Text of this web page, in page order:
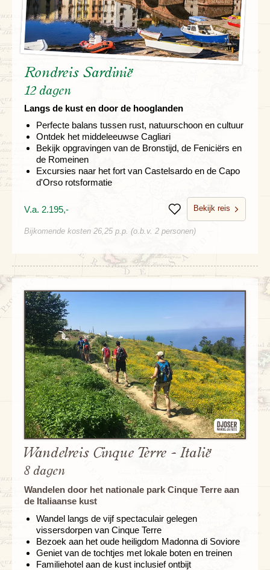
Rondreis Sardinië
12 dagen
Langs de kust en door de hooglanden
Perfecte balans tussen rust, natuurschoon en cultuur
Ontdek het middeleeuwse Cagliari
Bekijk opgravingen van de Bronstijd, de Feniciërs en
de Romeinen
Excursies naar het fort van Castelsardo en de Capo
d'Orso rotsformatie
V.a. 2.195,- BewarenBekijk reis
Bijkomende kosten 26,25 p.p. (o.b.v. 2 personen)
Wandelreis Cinque Terre - Italië
8 dagen
Wandelen door het nationale park Cinque Terre aan
de Italiaanse kust
Wandel langs de vijf spectaculair gelegen
vissersdorpen van Cinque Terre
Bezoek aan het oude heiligdom Madonna di Soviore
Geniet van de tochtjes met lokale boten en treinen
Familiehotel aan de kust inclusief ontbijt